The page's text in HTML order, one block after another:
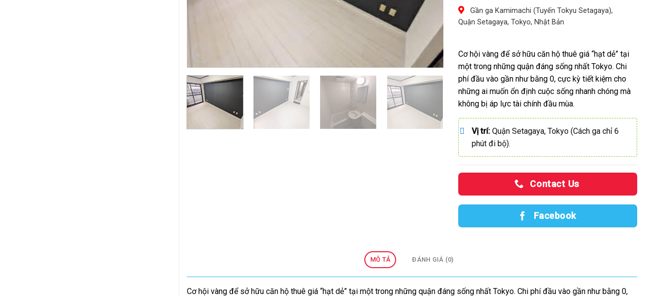
Gần ga Kamimachi (Tuyến Tokyu Setagaya),
Quận Setagaya, Tokyo, Nhật Bản
Cơ hội vàng để sở hữu căn hộ thuê giá “hạt dẻ” tại
một trong những quận đáng sống nhất Tokyo. Chi
phí đầu vào gần như bằng 0, cực kỳ tiết kiệm cho
những ai muốn ổn định cuộc sống nhanh chóng mà
không bị áp lực tài chính đầu mùa.
Vị trí:Quận Setagaya, Tokyo (Cách ga chỉ 6
phút đi bộ).
Contact Us
Facebook
MÔ TẢ ĐÁNH GIÁ (0)
Cơ hội vàng để sở hữu căn hộ thuê giá “hạt dẻ” tại một trong những quận đáng sống nhất Tokyo. Chi phí đầu vào gần như bằng 0,